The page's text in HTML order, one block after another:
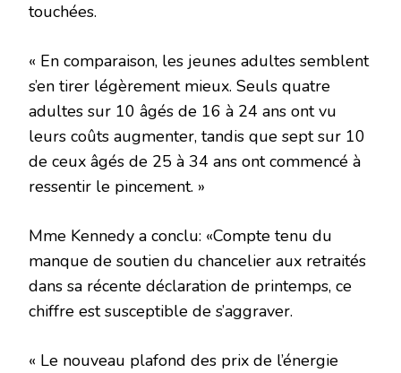
touchées.
« En comparaison, les jeunes adultes semblent
s’en tirer légèrement mieux. Seuls quatre
adultes sur 10 âgés de 16 à 24 ans ont vu
leurs coûts augmenter, tandis que sept sur 10
de ceux âgés de 25 à 34 ans ont commencé à
ressentir le pincement. »
Mme Kennedy a conclu: «Compte tenu du
manque de soutien du chancelier aux retraités
dans sa récente déclaration de printemps, ce
chiffre est susceptible de s’aggraver.
« Le nouveau plafond des prix de l’énergie